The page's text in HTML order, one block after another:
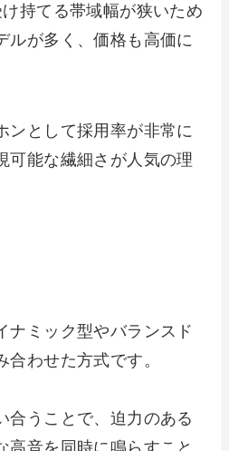
持てる帯域幅が狭いため
ルが多く、価格も高価に
ンとして採用率が非常に
可能な繊細さが人気の理
ナミック型やバランスド
わせた方式です。
合うことで、迫力のある